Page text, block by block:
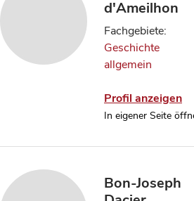
d'Ameilhon
Fachgebiete:
Geschichte
allgemein
Profil anzeigen
In eigener Seite
Bon-Joseph